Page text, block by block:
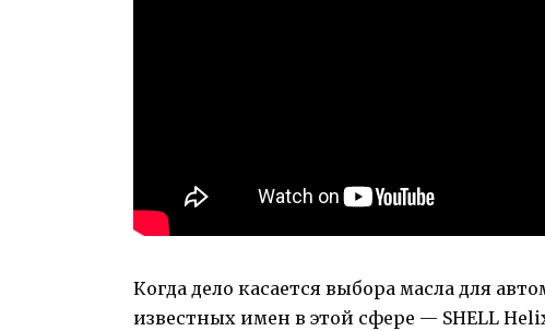
Когда дело касается выбора масла для
известных имен в этой сфере — SHELL